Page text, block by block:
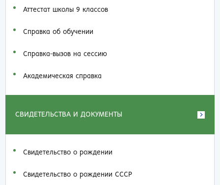
Аттестат школы 9 классов
Справка об обучении
Справка-вызов на сессию
Академическая справка
СВИДЕТЕЛЬСТВА И ДОКУМЕНТЫ
Свидетельство о рождении
Свидетельство о рождении СССР